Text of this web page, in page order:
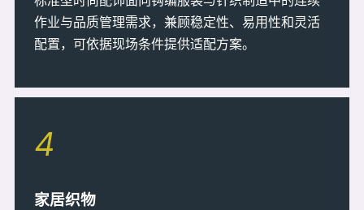
作业与品质管理需求，兼顾稳定性、易用性和灵活
配置，可依据现场条件提供适配方案。
4
家居织物